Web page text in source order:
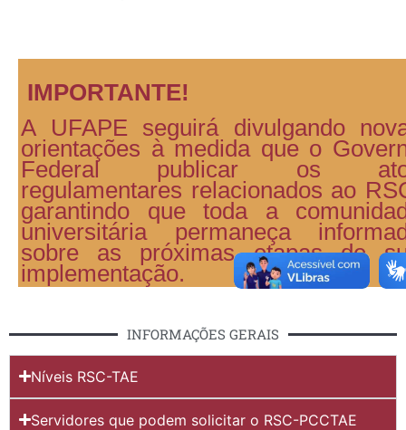
IMPORTANTE!
A UFAPE seguirá divulgando
orientações à medida que o
Federal publicar os
regulamentares relacionados ao
garantindo que toda a
universitária permaneça
sobre as próximas etapas de
implementação.
INFORMAÇÕES GERAIS
Níveis RSC-TAE
Servidores que podem solicitar o RSC-PCCTAE